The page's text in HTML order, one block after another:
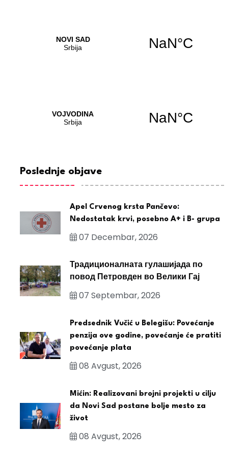
Poslednje objave
Apel Crvenog krsta Pančevo:
Nedostatak krvi, posebno A+ i B- grupa
07 Decembar, 2026
Традиционалната гулашијада по
повод Петровден во Велики Гај
07 Septembar, 2026
Predsednik Vučić u Belegišu: Povećanje
penzija ove godine, povećanje će pratiti
povećanje plata
08 Avgust, 2026
Mićin: Realizovani brojni projekti u cilju
da Novi Sad postane bolje mesto za
život
08 Avgust, 2026